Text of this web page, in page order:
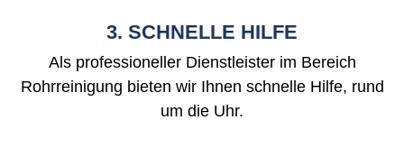
3. SCHNELLE HILFE
Als professioneller Dienstleister im Bereich
Rohrreinigung bieten wir Ihnen schnelle Hilfe, rund
um die Uhr.